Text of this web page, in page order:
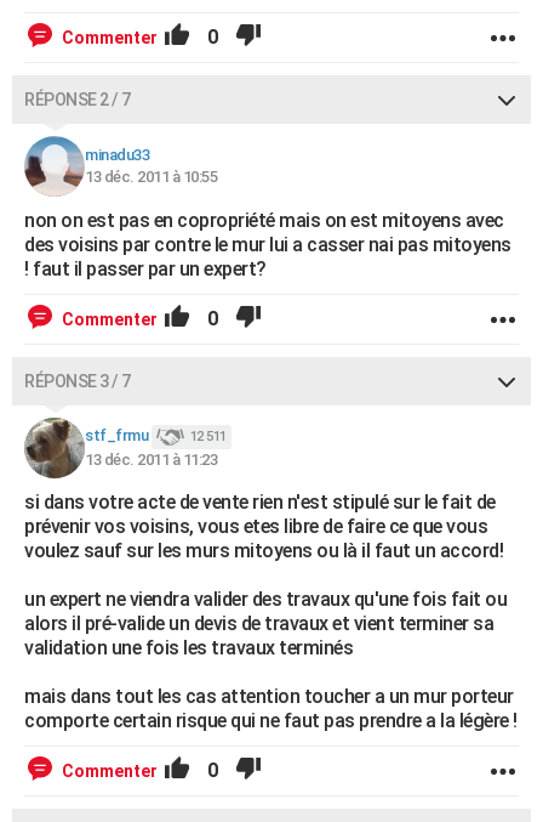
Commenter 0
RÉPONSE 2 / 7
minadu33
13 déc. 2011 à 10:55
non on est pas en copropriété mais on est mitoyens avec
des voisins par contre le mur lui a casser nai pas mitoyens
! faut il passer par un expert?
Commenter 0
RÉPONSE 3 / 7
stf_frmu 12 511
13 déc. 2011 à 11:23
si dans votre acte de vente rien n'est stipulé sur le fait de
prévenir vos voisins, vous etes libre de faire ce que vous
voulez sauf sur les murs mitoyens ou là il faut un accord!
un expert ne viendra valider des travaux qu'une fois fait ou
alors il pré-valide un devis de travaux et vient terminer sa
validation une fois les travaux terminés
mais dans tout les cas attention toucher a un mur porteur
comporte certain risque qui ne faut pas prendre a la légère !
Commenter 0